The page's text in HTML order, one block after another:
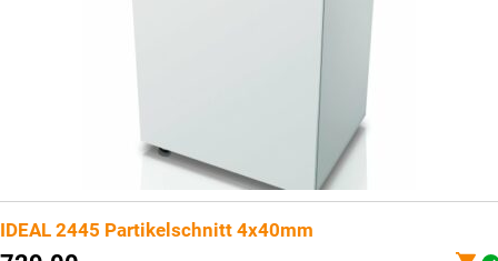
IDEAL 2445 Partikelschnitt 4x40mm